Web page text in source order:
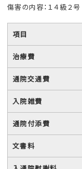
傷害の内容：１４級２
項目
治療費
通院交通費
入院雑費
通院付添費
文書料